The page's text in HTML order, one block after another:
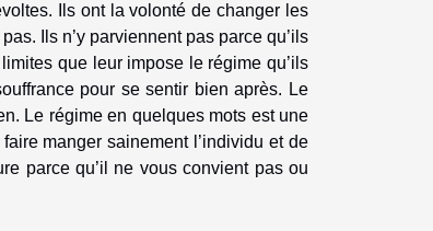
Ils ont la volonté de changer les
Ils n’y parviennent pas parce qu’ils
que leur impose le régime qu’ils
pour se sentir bien après. Le
Le régime en quelques mots est une
manger sainement l’individu et de
parce qu’il ne vous convient pas ou